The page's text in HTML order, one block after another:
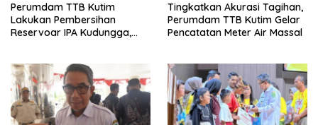
Perumdam TTB Kutim
Lakukan Pembersihan
Reservoar IPA Kudungga,
Tingkatkan Akurasi Tagihan,
Perumdam TTB Kutim Gelar
Pencatatan Meter Air Massal